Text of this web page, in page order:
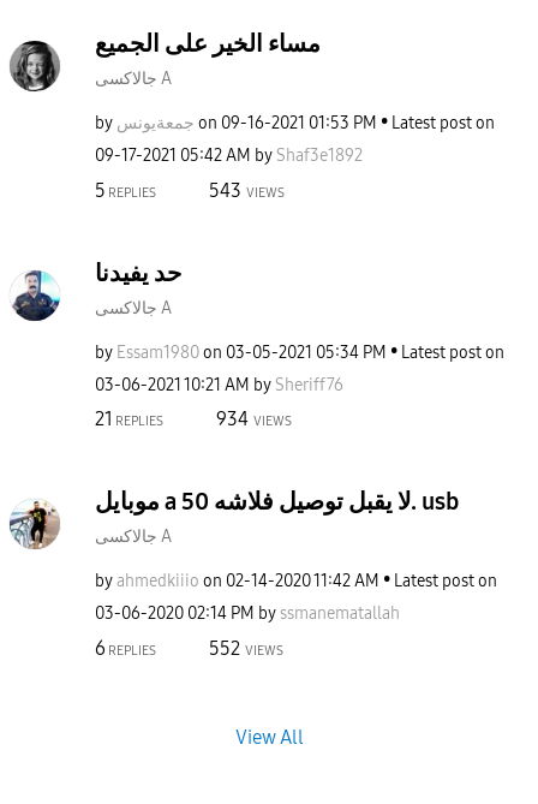
مساء الخير على الجميع
جالاكسى A
by جمعةيونس on ‎09-16-2021 01:53 PM
Latest post on
‎09-17-2021 05:42 AM by Shaf3e1892
5 REPLIES 543 VIEWS
حد يفيدنا
جالاكسى A
by Essam1980on ‎03-05-2021 05:34 PM
Latest post on
‎03-06-2021 10:21 AM by Sheriff76
21 REPLIES 934 VIEWS
موبايل a 50 لا يقبل توصيل فلاشه. usb
جالاكسى A
byahmedkiiio on ‎02-14-202011:42 AM
Latest post on
‎03-06-2020 02:14 PM byssmanematallah
6 REPLIES 552 VIEWS
View All